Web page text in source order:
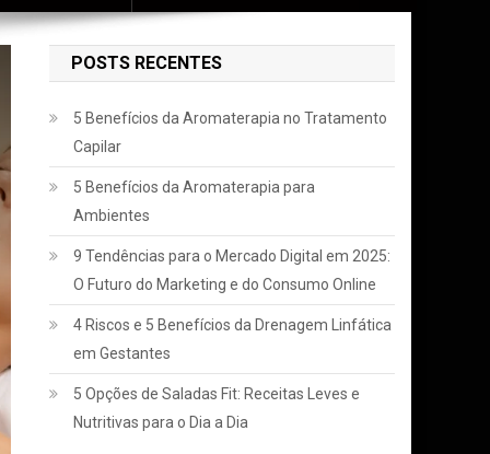
POSTS RECENTES
5 Benefícios da Aromaterapia no Tratamento
Capilar
5 Benefícios da Aromaterapia para
Ambientes
9 Tendências para o Mercado Digital em 2025:
O Futuro do Marketing e do Consumo Online
4 Riscos e 5 Benefícios da Drenagem Linfática
em Gestantes
5 Opções de Saladas Fit: Receitas Leves e
Nutritivas para o Dia a Dia